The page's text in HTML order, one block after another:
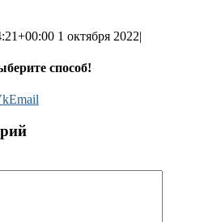
1 октября 2022|
способ!
Email